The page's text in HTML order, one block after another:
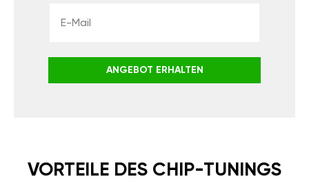
ANGEBOT ERHALTEN
VORTEILE DES CHIP-TUNINGS